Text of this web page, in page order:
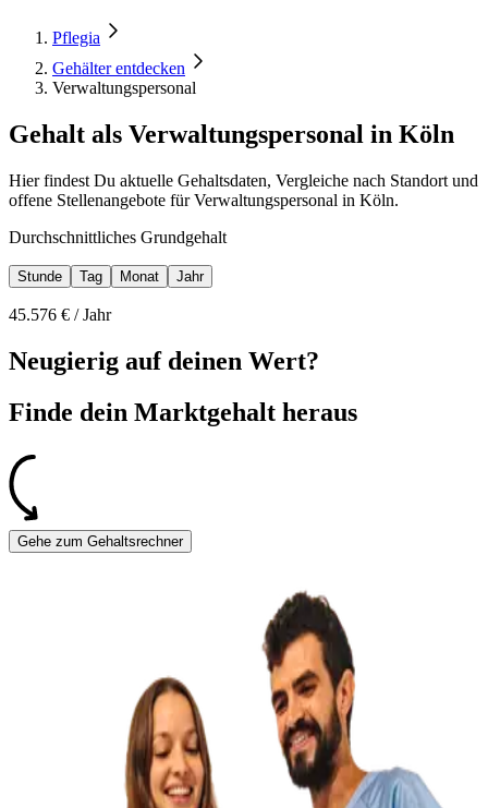
Pflegia
Gehälter entdecken
Verwaltungspersonal
Gehalt als Verwaltungspersonal in Köln
Hier findest Du aktuelle Gehaltsdaten, Vergleiche nach Standort und
offene Stellenangebote für Verwaltungspersonal in Köln.
Durchschnittliches Grundgehalt
Stunde Tag Monat Jahr
45.576 € /Jahr
Neugierig auf deinen Wert?
Finde dein Marktgehalt heraus
Gehe zum Gehaltsrechner